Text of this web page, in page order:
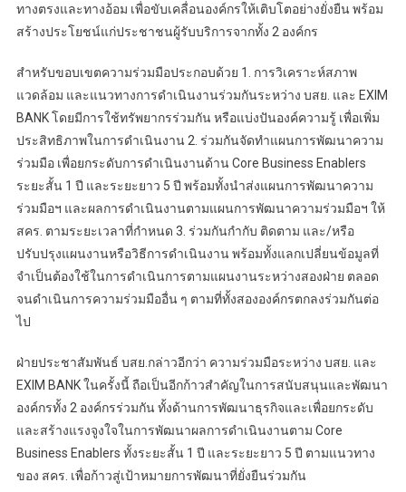
ทางตรงและทางอ้อม เพื่อขับเคลื่อนองค์กรให้เติบโตอย่างยั่งยืน พร้อม
สร้างประโยชน์แก่ประชาชนผู้รับบริการจากทั้ง 2 องค์กร
สำหรับขอบเขตความร่วมมือประกอบด้วย 1. การวิเคราะห์สภาพ
แวดล้อม และแนวทางการดำเนินงานร่วมกันระหว่าง บสย. และ EXIM
BANK โดยมีการใช้ทรัพยากรร่วมกัน หรือแบ่งปันองค์ความรู้ เพื่อเพิ่ม
ประสิทธิภาพในการดำเนินงาน 2. ร่วมกันจัดทำแผนการพัฒนาความ
ร่วมมือ เพื่อยกระดับการดำเนินงานด้าน Core Business Enablers
ระยะสั้น 1 ปี และระยะยาว 5 ปี พร้อมทั้งนำส่งแผนการพัฒนาความ
ร่วมมือฯ และผลการดำเนินงานตามแผนการพัฒนาความร่วมมือฯ ให้
สคร. ตามระยะเวลาที่กำหนด 3. ร่วมกันกำกับ ติดตาม และ/หรือ
ปรับปรุงแผนงานหรือวิธีการดำเนินงาน พร้อมทั้งแลกเปลี่ยนข้อมูลที่
จำเป็นต้องใช้ในการดำเนินการตามแผนงานระหว่างสองฝ่าย ตลอด
จนดำเนินการความร่วมมืออื่น ๆ ตามที่ทั้งสององค์กรตกลงร่วมกันต่อ
ไป
ฝ่ายประชาสัมพันธ์ บสย.กล่าวอีกว่า ความร่วมมือระหว่าง บสย. และ
EXIM BANK ในครั้งนี้ ถือเป็นอีกก้าวสำคัญในการสนับสนุนและพัฒนา
องค์กรทั้ง 2 องค์กรร่วมกัน ทั้งด้านการพัฒนาธุรกิจและเพื่อยกระดับ
และสร้างแรงจูงใจในการพัฒนาผลการดำเนินงานตาม Core
Business Enablers ทั้งระยะสั้น 1 ปี และระยะยาว 5 ปี ตามแนวทาง
ของ สคร. เพื่อก้าวสู่เป้าหมายการพัฒนาที่ยั่งยืนร่วมกัน